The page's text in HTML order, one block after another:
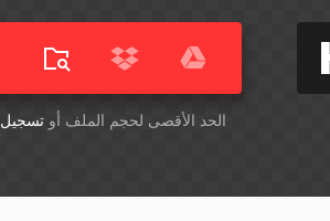
أسقِط الملفات هنا. 1 GB الحد الأقصى لحجم الملف أوتسجيل